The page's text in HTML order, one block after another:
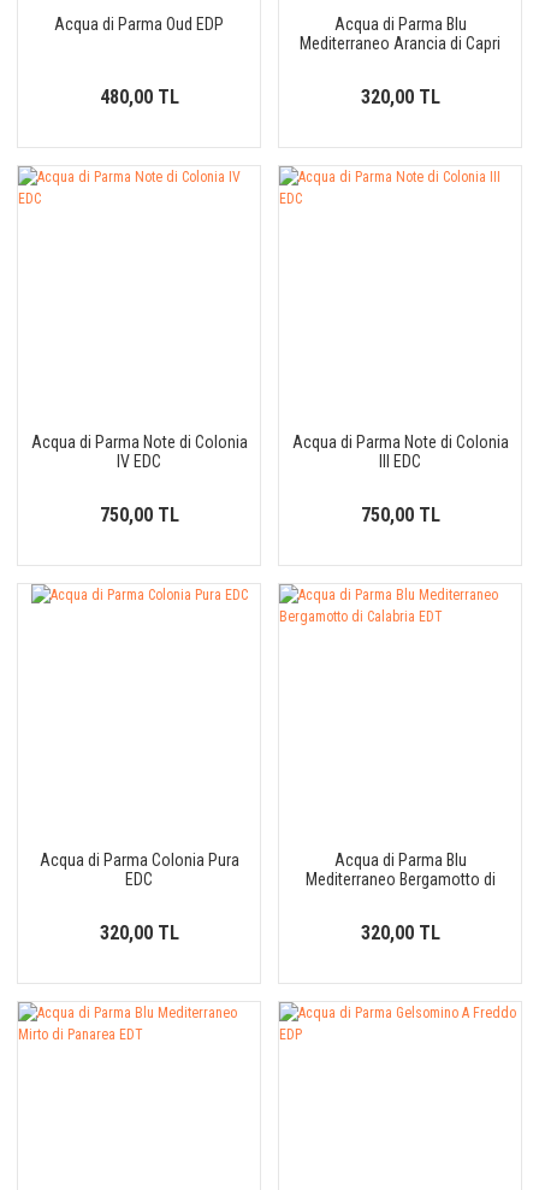
Acqua di Parma Oud EDP
480,00 TL
Acqua di Parma Blu
Mediterraneo Arancia di Capri
320,00 TL
Acqua di Parma Note di Colonia
IV EDC
750,00 TL
Acqua di Parma Note di Colonia
III EDC
750,00 TL
Acqua di Parma Colonia Pura
EDC
320,00 TL
Acqua di Parma Blu
Mediterraneo Bergamotto di
320,00 TL